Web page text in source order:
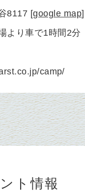
8117 [google map]
より車で1時間2分
camp/
ト情報